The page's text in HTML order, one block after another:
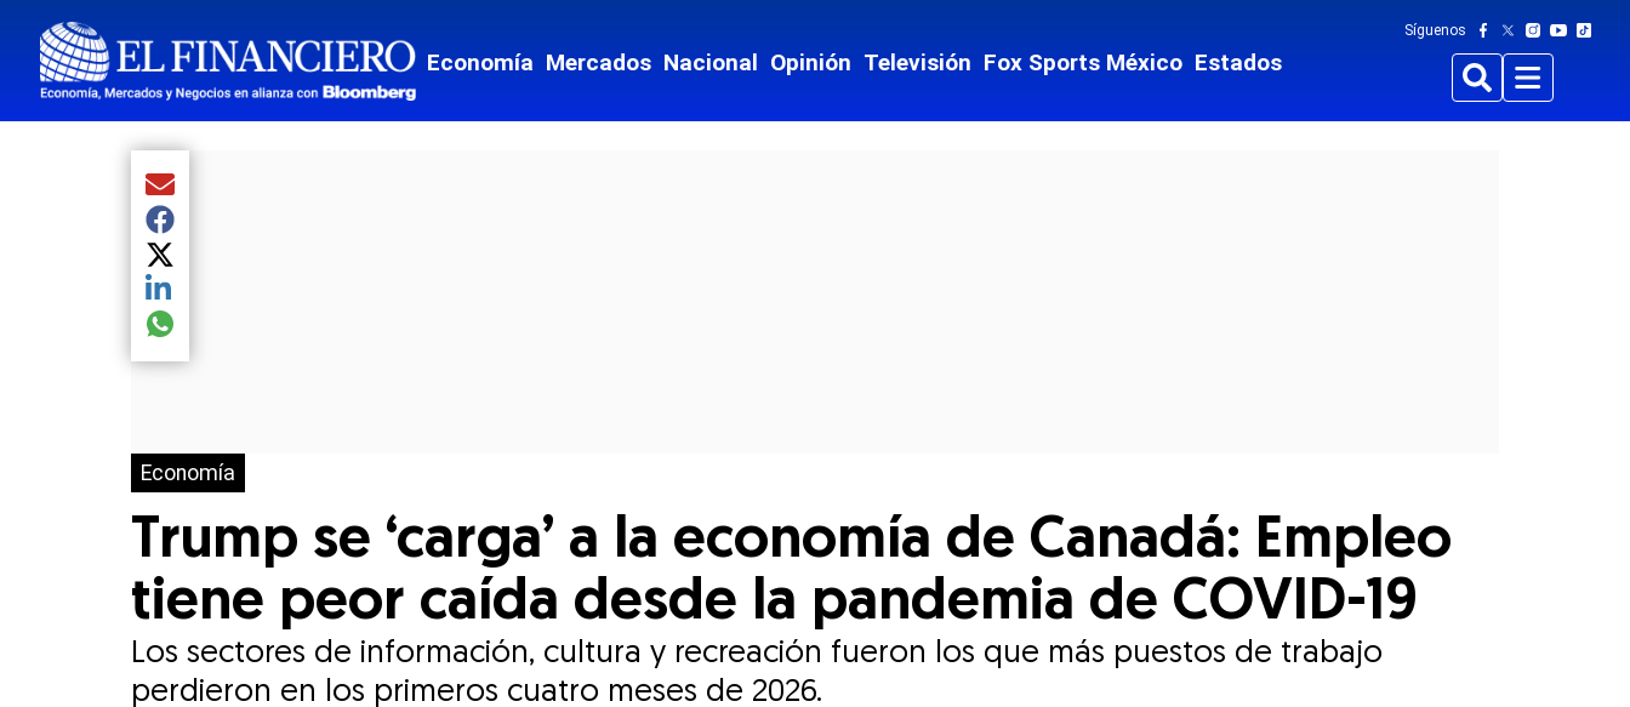
Economía Mercados Nacional Opinión Televisión Fox Sports México Estados
Síguenos
BuscarMenu
Economía
Trump se ‘carga’ a la economía de Canadá: Empleo
tiene peor caída desde la pandemia de COVID-19
Los sectores de información, cultura y recreación fueron los que más puestos de trabajo
perdieron en los primeros cuatro meses de 2026.
Compartir el artículo actual mediante Email
Compartir el artículo actual mediante Facebook
Compartir el artículo actual mediante Twitter
Compartir el artículo actual mediante LinkedIn
Compartir el artículo actual mediante global.social-whatsapp